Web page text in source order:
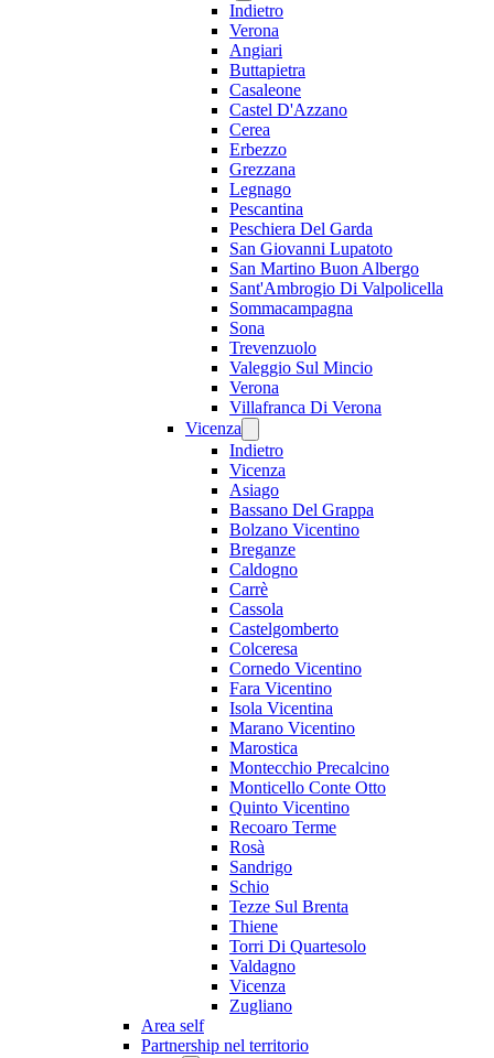
Indietro
Verona
Angiari
Buttapietra
Casaleone
Castel D'Azzano
Cerea
Erbezzo
Grezzana
Legnago
Pescantina
Peschiera Del Garda
San Giovanni Lupatoto
San Martino Buon Albergo
Sant'Ambrogio Di Valpolicella
Sommacampagna
Sona
Trevenzuolo
Valeggio Sul Mincio
Verona
Villafranca Di Verona
Vicenza
Indietro
Vicenza
Asiago
Bassano Del Grappa
Bolzano Vicentino
Breganze
Caldogno
Carrè
Cassola
Castelgomberto
Colceresa
Cornedo Vicentino
Fara Vicentino
Isola Vicentina
Marano Vicentino
Marostica
Montecchio Precalcino
Monticello Conte Otto
Quinto Vicentino
Recoaro Terme
Rosà
Sandrigo
Schio
Tezze Sul Brenta
Thiene
Torri Di Quartesolo
Valdagno
Vicenza
Zugliano
Area self
Partnership nel territorio